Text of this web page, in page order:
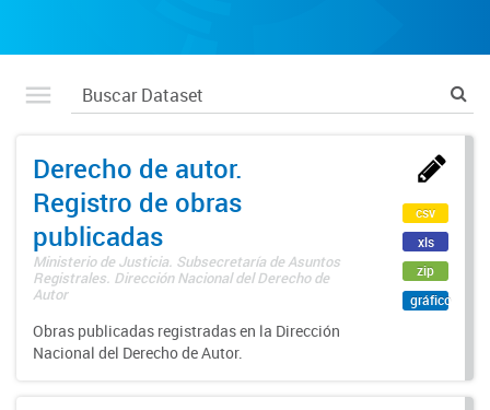
Derecho de autor.
Registro de obras
publicadas
Ministerio de Justicia. Subsecretaría de Asuntos
Registrales. Dirección Nacional del Derecho de
Autor
Obras publicadas registradas en la Dirección
Nacional del Derecho de Autor.
csv
xls
zip
gráfico